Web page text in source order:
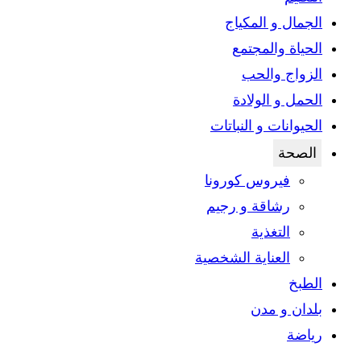
الجمال و المكياج
الحياة والمجتمع
الزواج والحب
الحمل و الولادة
الحيوانات و النباتات
الصحة
فيروس كورونا
رشاقة و رجيم
التغذية
العناية الشخصية
الطبخ
بلدان و مدن
رياضة